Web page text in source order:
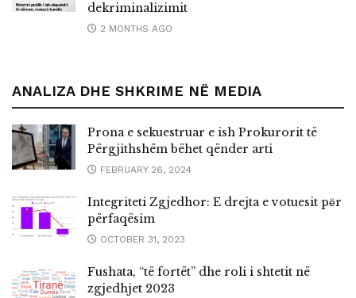
dekriminalizimit
2 MONTHS AGO
ANALIZA DHE SHKRIME NË MEDIA
Prona e sekuestruar e ish Prokurorit të
Përgjithshëm bëhet qënder arti
FEBRUARY 26, 2024
Integriteti Zgjedhor: E drejta e votuesit pёr
përfaqësim
OCTOBER 31, 2023
Fushata, “të fortët” dhe roli i shtetit në
zgjedhjet 2023